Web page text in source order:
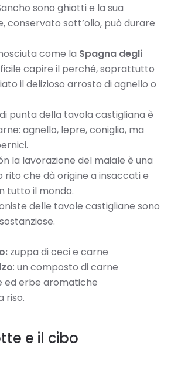
sono ghiotti e la sua
conservato sott’olio, può durare
come la Spagna degli
capire il perché, soprattutto
il delizioso arrosto di agnello o
punta della tavola castigliana è
agnello, lepre, coniglio, ma
la lavorazione del maiale è una
rito che dà origine a insaccati e
tutto il mondo.
delle tavole castigliane sono
zuppa di ceci e carne
: un composto di carne
ed erbe aromatiche
riso.
e il cibo